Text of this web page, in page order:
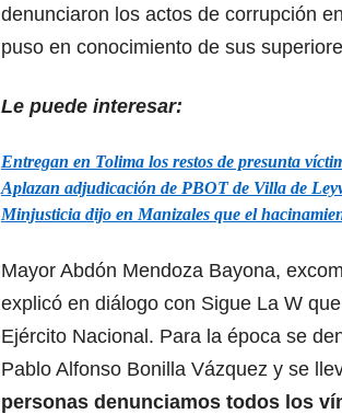
denunciaron los actos de corrupción
puso en conocimiento de sus
Le puede interesar:
Entregan en Tolima los restos de presunta
Aplazan adjudicación de PBOT de Villa de
Minjusticia dijo en Manizales que el
Mayor Abdón Mendoza Bayona,
explicó en diálogo con Sigue La W
Ejército Nacional. Para la época se
Pablo Alfonso Bonilla Vázquez y se
personas denunciamos todos los